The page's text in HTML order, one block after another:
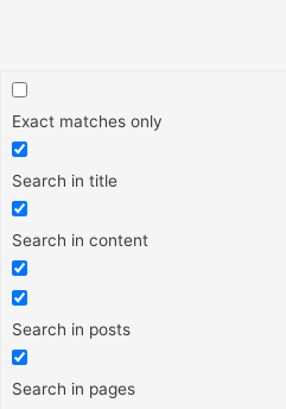
Exact matches only
Search in title
Search in content
Search in posts
Search in pages